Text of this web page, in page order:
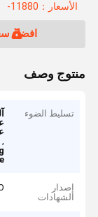
الأسعار：11880-13500USD
افضل
منتوج وصف
تسليط الضوء
,
إصدار
الشهادات